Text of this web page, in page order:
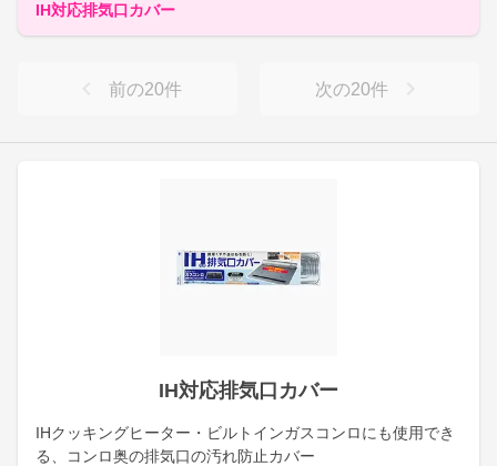
IH対応排気口カバー
IHクッキングヒーター・ビルトインガスコンロにも使用でき
る、コンロ奥の排気口の汚れ防止カバー
IH対応排気口カバー
前の20件 次の20件